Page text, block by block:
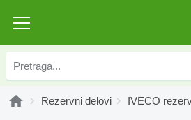
Rezervni delovi IVECO